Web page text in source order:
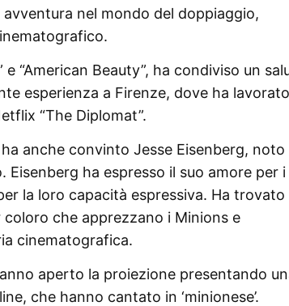
nel mondo del doppiaggio,
“American Beauty”, ha condiviso un
esperienza a Firenze, dove ha
“The Diplomat”.
anche convinto Jesse Eisenberg, noto
Eisenberg ha espresso il suo amore per i
la loro capacità espressiva. Ha trovato
che apprezzano i Minions e
cinematografica.
aperto la proiezione presentando
che hanno cantato in ‘minionese’.